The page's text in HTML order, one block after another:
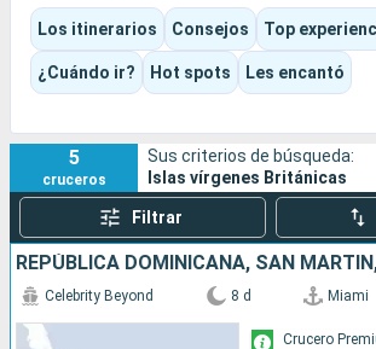
Bay o a las relajadas playas de Jost Van
es más insular que monumental y permite
navegación, el snorkel, la arena blanca y
junto al mar.
Los itinerarios Consejos Top
¿Cuándo ir? Hot spots Les encantó
5
cruceros
Sus criterios de búsqueda:
Islas vírgenes Británicas
Filtrar
Celebrity Beyond 8 d Miami
Crucero